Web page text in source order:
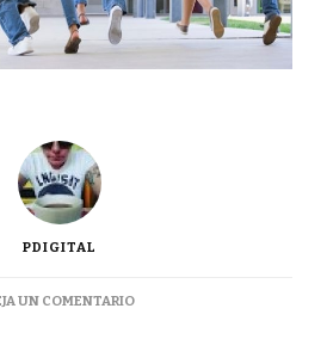
PDIGITAL
UN COMENTARIOEN